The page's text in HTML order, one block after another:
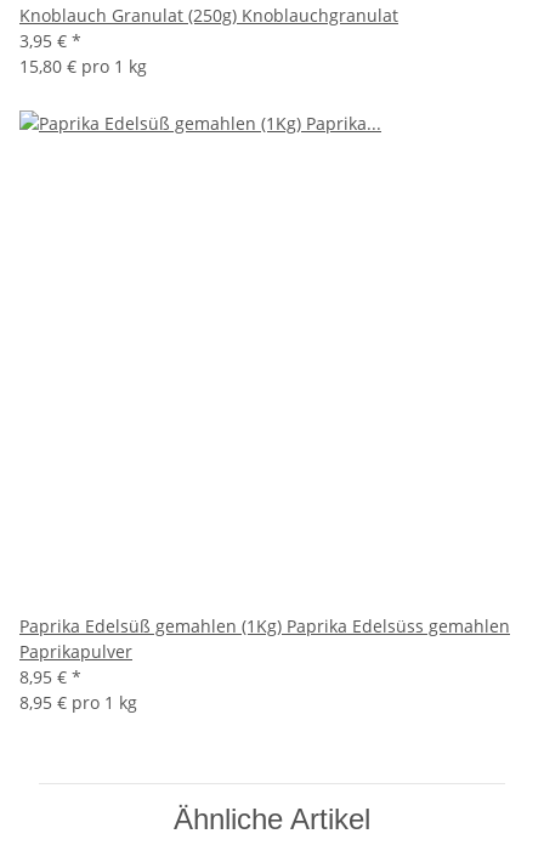
Knoblauch Granulat (250g) Knoblauchgranulat
3,95 € *
15,80 € pro 1 kg
Paprika Edelsüß gemahlen (1Kg) Paprika Edelsüss gemahlen
Paprikapulver
8,95 € *
8,95 € pro 1 kg
Ähnliche Artikel